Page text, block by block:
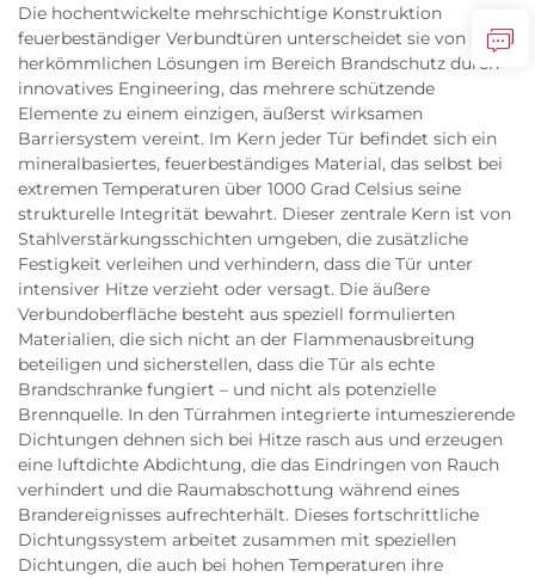
Die hochentwickelte mehrschichtige Konstruktion
feuerbeständiger Verbundtüren unterscheidet sie von
herkömmlichen Lösungen im Bereich Brandschutz durch
innovatives Engineering, das mehrere schützende
Elemente zu einem einzigen, äußerst wirksamen
Barriersystem vereint. Im Kern jeder Tür befindet sich ein
mineralbasiertes, feuerbeständiges Material, das selbst bei
extremen Temperaturen über 1000 Grad Celsius seine
strukturelle Integrität bewahrt. Dieser zentrale Kern ist von
Stahlverstärkungsschichten umgeben, die zusätzliche
Festigkeit verleihen und verhindern, dass die Tür unter
intensiver Hitze verzieht oder versagt. Die äußere
Verbundoberfläche besteht aus speziell formulierten
Materialien, die sich nicht an der Flammenausbreitung
beteiligen und sicherstellen, dass die Tür als echte
Brandschranke fungiert – und nicht als potenzielle
Brennquelle. In den Türrahmen integrierte intumeszierende
Dichtungen dehnen sich bei Hitze rasch aus und erzeugen
eine luftdichte Abdichtung, die das Eindringen von Rauch
verhindert und die Raumabschottung während eines
Brandereignisses aufrechterhält. Dieses fortschrittliche
Dichtungssystem arbeitet zusammen mit speziellen
Dichtungen, die auch bei hohen Temperaturen ihre